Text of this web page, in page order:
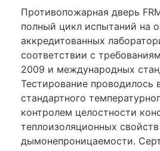
Противопожарная дверь
полный цикл испытаний на
аккредитованных
соответствии с
2009 и международных
Тестирование проводилось
стандартного
контролем целостности
теплоизоляционных
дымонепроницаемости.